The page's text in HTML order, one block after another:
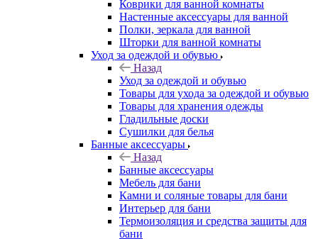
Коврики для ванной комнаты
Настенные аксессуары для ванной
Полки, зеркала для ванной
Шторки для ванной комнаты
Уход за одеждой и обувью
Назад
Уход за одеждой и обувью
Товары для ухода за одеждой и обувью
Товары для хранения одежды
Гладильные доски
Сушилки для белья
Банные аксессуары
Назад
Банные аксессуары
Мебель для бани
Камни и соляные товары для бани
Интерьер для бани
Термоизоляция и средства защиты для
бани